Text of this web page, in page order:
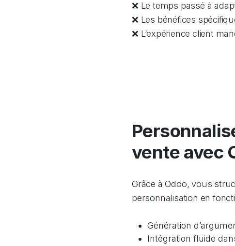
❌ Le temps passé à
❌ Les bénéfices
❌ L’expérience client
vente avec
Grâce à Odoo, vous
personnalisation en
Génération
Intégration fluide